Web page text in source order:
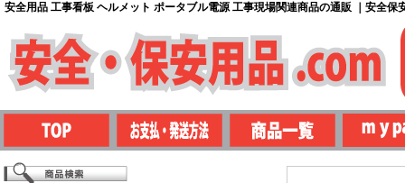
安全用品 工事看板 ヘルメット ポータブル電源 工事現場関連商品の通販 ｜安全保